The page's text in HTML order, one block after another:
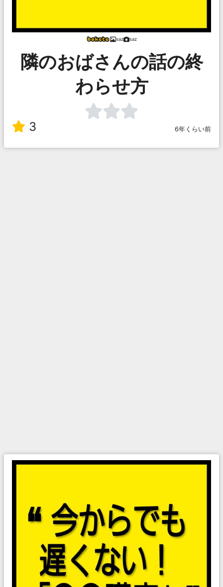
saz saz
隣のおばさんの話の終
わらせ方
3 6年くらい前